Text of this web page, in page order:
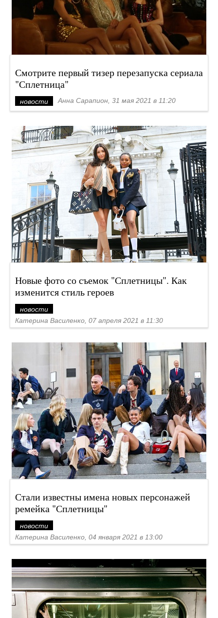
Смотрите первый тизер перезапуска сериала
"Сплетница"
новости Анна Сарапион, 31 мая 2021 в 11:20
Новые фото со съемок "Сплетницы". Как
изменится стиль героев
новости
Катерина Василенко, 07 апреля 2021 в 11:30
Стали известны имена новых персонажей
ремейка "Сплетницы"
новости
Катерина Василенко, 04 января 2021 в 13:00